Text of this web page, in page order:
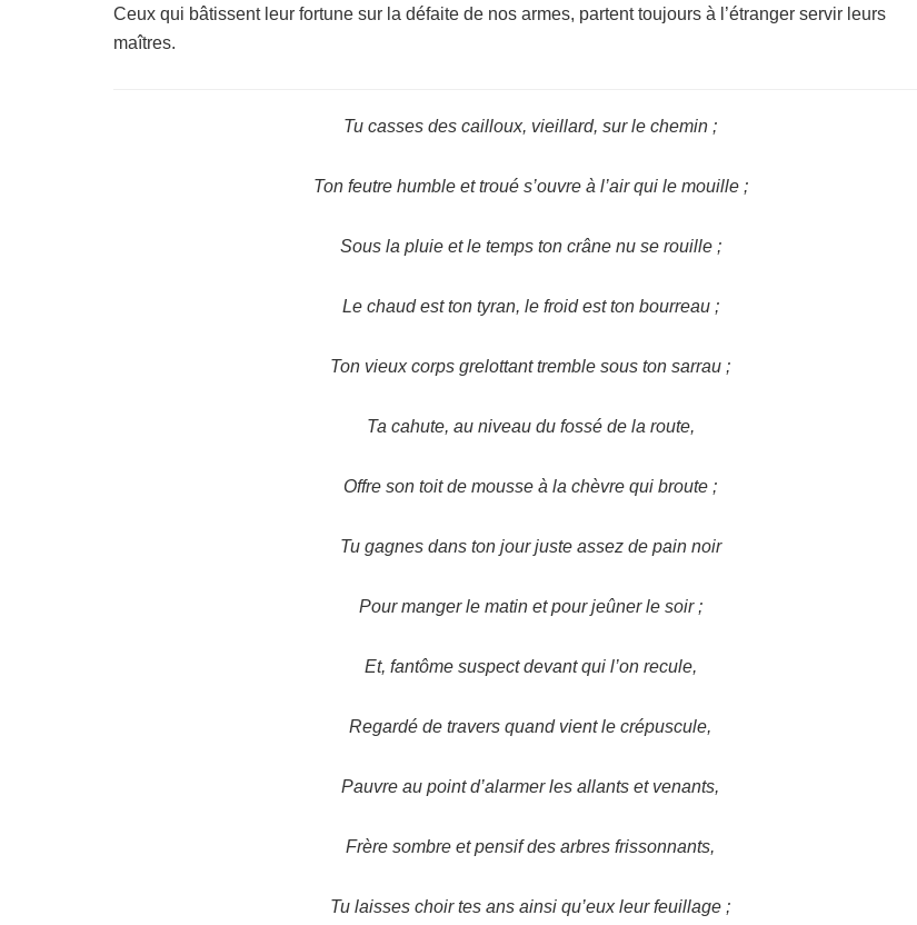
Ceux qui bâtissent leur fortune sur la défaite de nos armes, partent toujours à l’étranger servir leurs
maîtres.
Tu casses des cailloux, vieillard, sur le chemin ;
Ton feutre humble et troué s’ouvre à l’air qui le mouille ;
Sous la pluie et le temps ton crâne nu se rouille ;
Le chaud est ton tyran, le froid est ton bourreau ;
Ton vieux corps grelottant tremble sous ton sarrau ;
Ta cahute, au niveau du fossé de la route,
Offre son toit de mousse à la chèvre qui broute ;
Tu gagnes dans ton jour juste assez de pain noir
Pour manger le matin et pour jeûner le soir ;
Et, fantôme suspect devant qui l’on recule,
Regardé de travers quand vient le crépuscule,
Pauvre au point d’alarmer les allants et venants,
Frère sombre et pensif des arbres frissonnants,
Tu laisses choir tes ans ainsi qu’eux leur feuillage ;